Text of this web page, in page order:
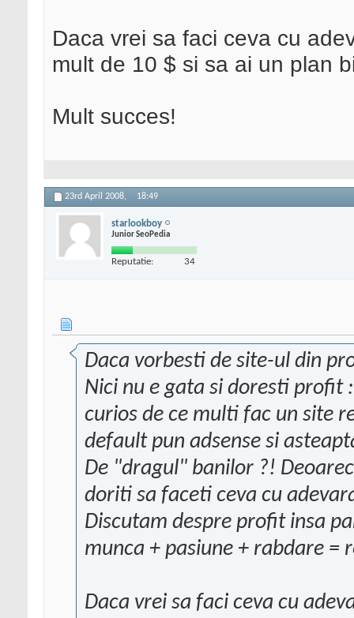
Daca vrei sa faci ceva cu
mult de 10 $ si sa ai un plan
Mult succes!
23rd April 2008, 18:49
starlookboy
Junior SeoPedia
Reputatie: 34
Daca vorbesti de site-ul din
Nici nu e gata si doresti profit
curios de ce multi fac un site
default pun adsense si
De "dragul" banilor ?!
doriti sa faceti ceva cu
Discutam despre profit insa
munca + pasiune + rabdare =
Daca vrei sa faci ceva cu